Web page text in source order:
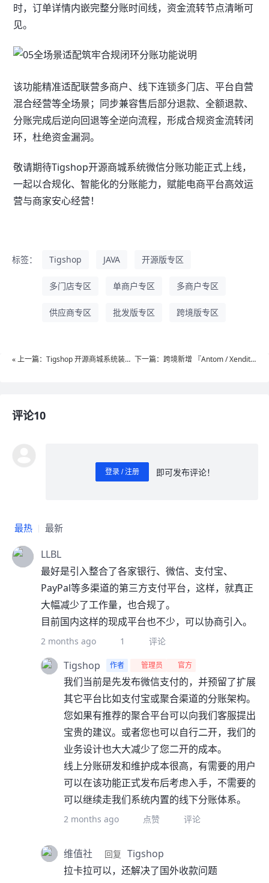
时，订单详情内嵌完整分账时间线，资金流转节点清晰可
见。
该功能精准适配联营多商户、线下连锁多门店、平台自营
混合经营等全场景；同步兼容售后部分退款、全额退款、
分账完成后逆向回退等全逆向流程，形成合规资金流转闭
环，杜绝资金漏洞。
敬请期待Tigshop开源商城系统微信分账功能正式上线，
一起以合规化、智能化的分账能力，赋能电商平台高效运
营与商家安心经营！
标签： Tigshop JAVA 开源版专区
多门店专区 单商户专区 多商户专区
供应商专区 批发版专区 跨境版专区
« 上一篇：Tigshop 开源商城系统装修 下一篇：跨境新增 『Antom / Xendit
评论10
登录 / 注册
即可发布评论！
最热 最新
LLBL
最好是引入整合了各家银行、微信、支付宝、
PayPal等多渠道的第三方支付平台，这样，就真正
大幅减少了工作量，也合规了。
目前国内这样的现成平台也不少，可以协商引入。
2 months ago 1 评论
Tigshop 作者 管理员 官方
我们当前是先发布微信支付的，并预留了扩展
其它平台比如支付宝或聚合渠道的分账架构。
您如果有推荐的聚合平台可以向我们客服提出
宝贵的建议。或者您也可以自行二开，我们的
业务设计也大大减少了您二开的成本。
线上分账研发和维护成本很高，有需要的用户
可以在该功能正式发布后考虑入手，不需要的
可以继续走我们系统内置的线下分账体系。
2 months ago 点赞 评论
维值社 回复 Tigshop
拉卡拉可以，还解决了国外收款问题